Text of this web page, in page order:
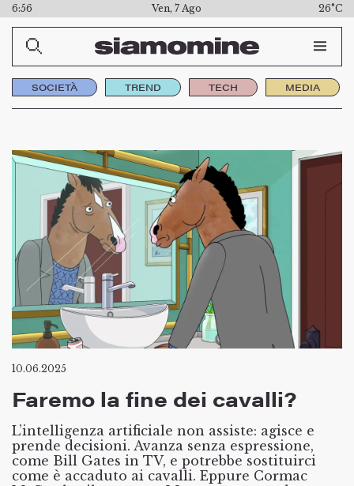
6:56 Ven, 7 Ago 26°C
SOCIETÀ TREND TECH MEDIA
10.06.2025
Faremo la fine dei cavalli?
L’intelligenza artificiale non assiste: agisce e
prende decisioni. Avanza senza espressione,
come Bill Gates in TV, e potrebbe sostituirci
come è accaduto ai cavalli. Eppure Cormac